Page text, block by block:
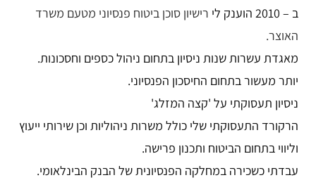
ב – 2010 הוענק לי
רישיון סוכן ביטוח פנסיוני מטעם משרד
האוצר.
מאגדת עשרות שנות ניסיון בתחום ניהול כספים וחסכונות.
יותר מעשור בתחום החיסכון הפנסיוני.
ניסיון תעסוקתי על 'קצה המזלג'
הרקורד התעסוקתי שלי כולל משרות ניהוליות וכן שירותי ייעוץ
וליווי בתחום הביטוח ותכנון פרישה.
עבדתי כשכירה במחלקה הפנסיונית של הבנק הבינלאומי.